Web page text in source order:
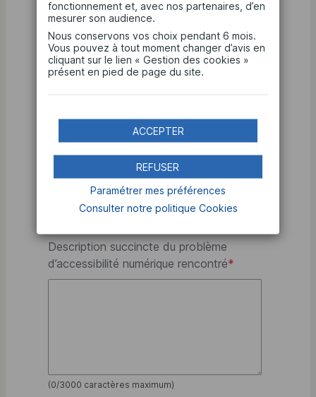
d’accessibilité numérique sur le site /
l'application mobile ?
La page d’accueil
La page Contact
Le menu de navigation
Une autre page
Description succincte du problème
d’accessibilité numérique rencontré*
(0/3000 caractères maximum)
fonctionnement et, avec nos partenaires, d’en
mesurer son audience.
Nous conservons vos choix pendant 6 mois.
Vous pouvez à tout moment changer d’avis en
cliquant sur le lien « Gestion des cookies »
présent en pied de page du site.
ACCEPTER
REFUSER
Paramétrer mes préférences
Consulter notre politique Cookies